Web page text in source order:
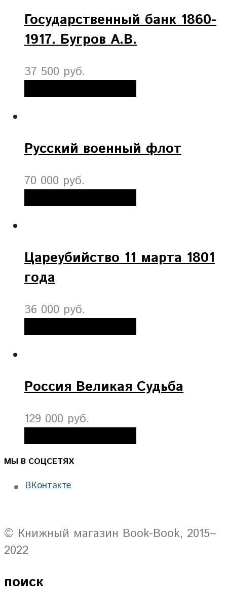
Государственный банк 1860-
1917. Бугров А.В.
37 500 руб.
Русский военный флот
70 000 руб.
Цареубийство 11 марта 1801
года
36 000 руб.
Россия Великая Судьба
129 000 руб.
МЫ В СОЦСЕТЯХ
ВКонтакте
© Книжный магазин Book-Book, 2015–
2022
поиск